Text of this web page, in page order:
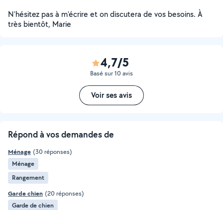
N'hésitez pas à m'écrire et on discutera de vos besoins. À
très bientôt, Marie
4,7/5
Basé sur 10 avis
Voir ses avis
Répond à vos demandes de
Ménage (30 réponses)
Ménage
Rangement
Garde chien (20 réponses)
Garde de chien